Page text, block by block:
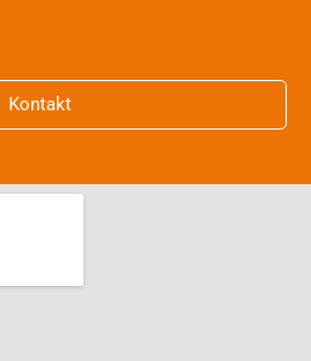
Kontakt